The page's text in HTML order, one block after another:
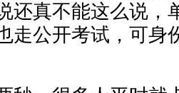
还真不能这么说，
走公开考试，可身